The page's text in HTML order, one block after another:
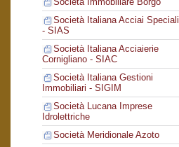
Società Italiana Acciai Speciali
- SIAS
Società Italiana Acciaierie
Cornigliano - SIAC
Società Italiana Gestioni
Immobiliari - SIGIM
Società Lucana Imprese
Idrolettriche
Società Meridionale Azoto